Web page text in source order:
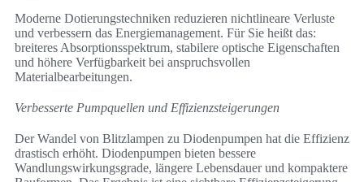
Moderne Dotierungstechniken reduzieren nichtlineare Verluste
und verbessern das Energiemanagement. Für Sie heißt das:
breiteres Absorptionsspektrum, stabilere optische Eigenschaften
und höhere Verfügbarkeit bei anspruchsvollen
Materialbearbeitungen.
Verbesserte Pumpquellen und Effizienzsteigerungen
Der Wandel von Blitzlampen zu Diodenpumpen hat die Effizienz
drastisch erhöht. Diodenpumpen bieten bessere
Wandlungswirkungsgrade, längere Lebensdauer und kompaktere